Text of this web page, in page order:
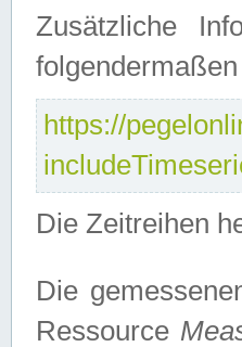
Zusätzliche
https://
Die Zeitreihen
Die
Ressource